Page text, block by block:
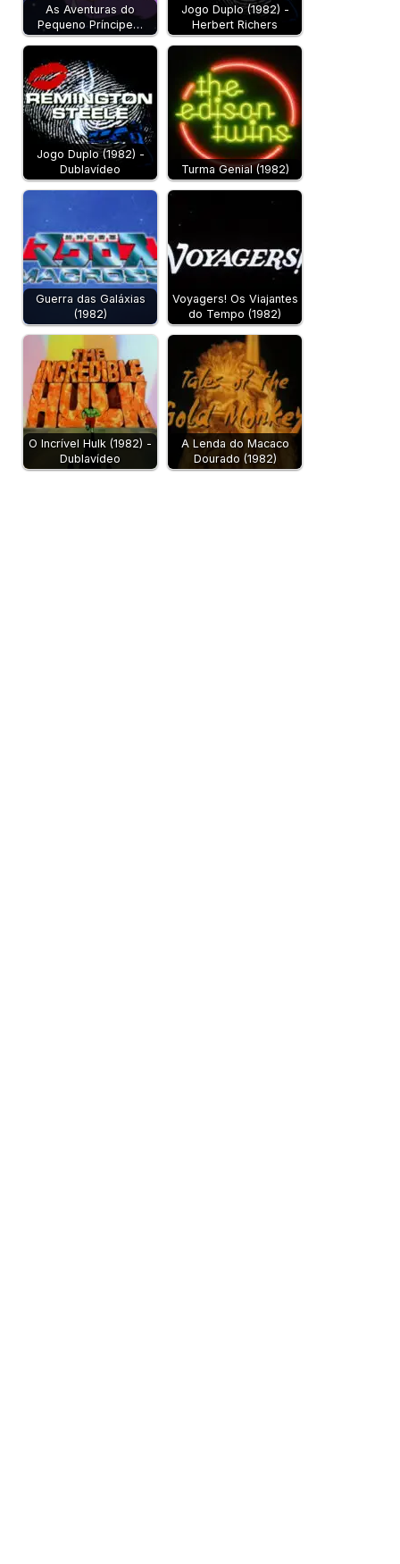
As Aventuras do
Pequeno Príncipe…
Jogo Duplo (1982) -
Herbert Richers
Jogo Duplo (1982) -
Dublavídeo
Turma Genial (1982)
Guerra das Galáxias
(1982)
Voyagers! Os Viajantes
do Tempo (1982)
O Incrível Hulk (1982) -
Dublavídeo
A Lenda do Macaco
Dourado (1982)